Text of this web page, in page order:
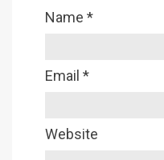
Name *
Email *
Website